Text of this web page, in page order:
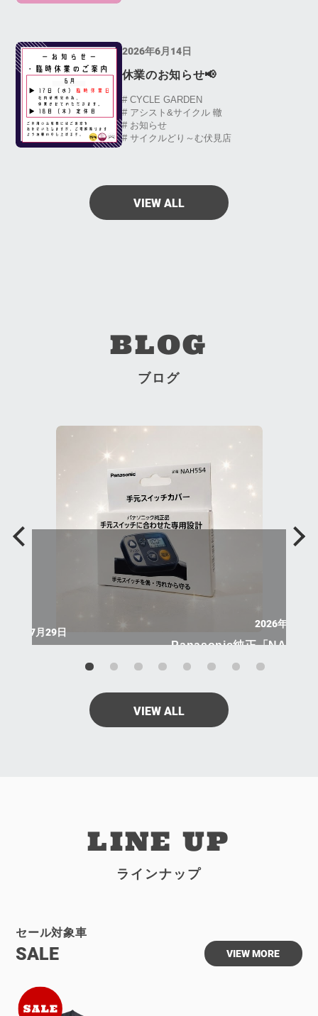
2026年6月14日
休業のお知らせ📢
# CYCLE GARDEN
# アシスト&サイクル 轍
# お知らせ
# サイクルどり～む伏見店
VIEW ALL
BLOG
ブログ
年7月29日
2026年8月4日
Panasonic純正「NAH554
バー」が新登
VIEW ALL
LINE UP
ラインナップ
セール対象車
SALE VIEW MORE